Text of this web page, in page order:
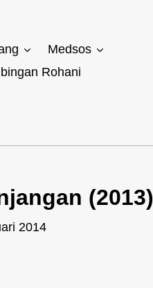
Medsos
Rohani
(2013)
2014